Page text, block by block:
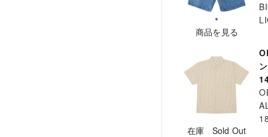
商品を見る
在庫 Sold Out